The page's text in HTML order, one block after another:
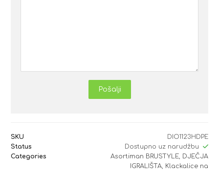
Pošalji
SKU
DIO1123HDPE
Status
Dostupno uz narudžbu
Categories
Asortiman BRUSTYLE, DJEČJA
IGRALIŠTA, Klackalice na